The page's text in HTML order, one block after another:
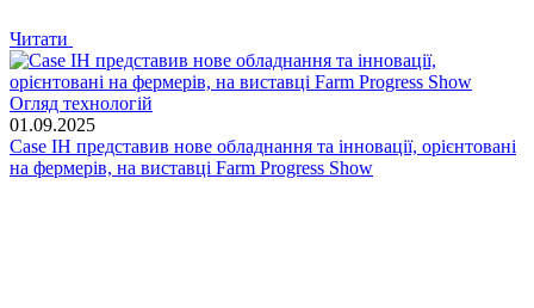
Читати
Огляд технологій
01.09.2025
Case IH представив нове обладнання та інновації, орієнтовані
на фермерів, на виставці Farm Progress Show